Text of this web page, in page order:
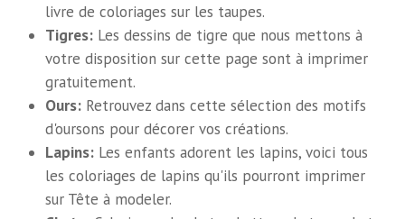
livre de coloriages sur les taupes.
Tigres: Les dessins de tigre que nous mettons à
votre disposition sur cette page sont à imprimer
gratuitement.
Ours: Retrouvez dans cette sélection des motifs
d'oursons pour décorer vos créations.
Lapins: Les enfants adorent les lapins, voici tous
les coloriages de lapins qu'ils pourront imprimer
sur Tête à modeler.